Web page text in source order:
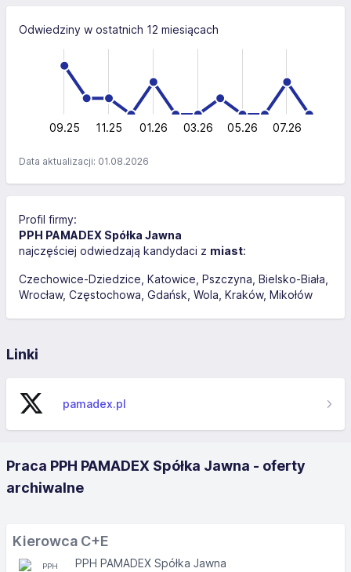
Odwiedziny w ostatnich 12 miesiącach
L
09.25 11.25 01.26 03.26 05.26 07.26
Data aktualizacji: 01.08.2026
Profil firmy:
PPH PAMADEX Spółka Jawna
najczęściej odwiedzają kandydaci z miast:
Czechowice-Dziedzice Katowice Pszczyna Bielsko-Biała
Wrocław Częstochowa Gdańsk Wola Kraków Mikołów
Linki
pamadex.pl
Praca PPH PAMADEX Spółka Jawna - oferty
archiwalne
Kierowca C+E
PPH PAMADEX Spółka Jawna